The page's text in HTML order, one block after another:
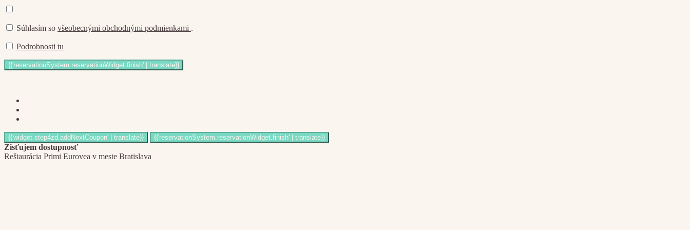
Súhlasím so všeobecnými obchodnými podmienkami .
Podrobnosti tu
Zisťujem dostupnosť
Reštaurácia Primi Eurovea v meste Bratislava